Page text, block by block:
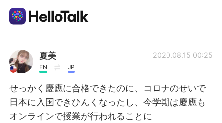
Aplikasi Pertukaran Bahasa
AI Grammar Checker
Indonesia
夏美
EN JP
2020.08.15 00:25
せっかく慶應に合格できたのに、コロナのせいで
日本に入国できひんくなったし、今学期は慶應も
オンラインで授業が行われることに